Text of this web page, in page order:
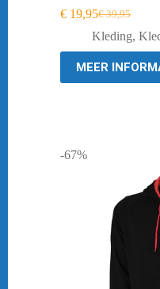
€39,95
prijs
was:
€ 39,95.
€ 19,95Huidige
prijs
is:
€ 19,95.
Kleding,
MEER
-67%